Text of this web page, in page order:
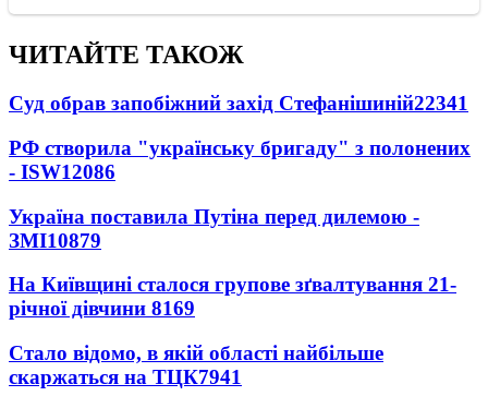
ЧИТАЙТЕ ТАКОЖ
Суд обрав запобіжний захід Стефанішиній22341
РФ створила "українську бригаду" з полонених
- ISW12086
Україна поставила Путіна перед дилемою -
ЗМІ10879
На Київщині сталося групове зґвалтування 21-
річної дівчини 8169
Стало відомо, в якій області найбільше
скаржаться на ТЦК7941